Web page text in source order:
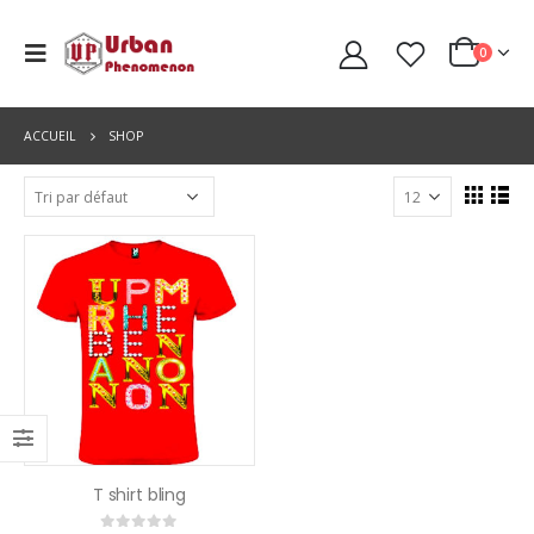
0
ACCUEIL SHOP
T shirt bling